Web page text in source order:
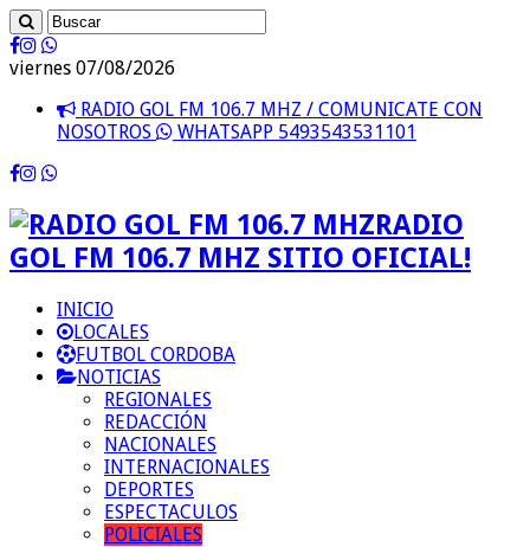
viernes 07/08/2026
RADIO GOL FM 106.7 MHZ / COMUNICATE CON
NOSOTROS
WHATSAPP 5493543531101
RADIO
GOL FM 106.7 MHZ SITIO OFICIAL!
INICIO
LOCALES
FUTBOL CORDOBA
NOTICIAS
REGIONALES
REDACCIÓN
NACIONALES
INTERNACIONALES
DEPORTES
ESPECTACULOS
POLICIALES